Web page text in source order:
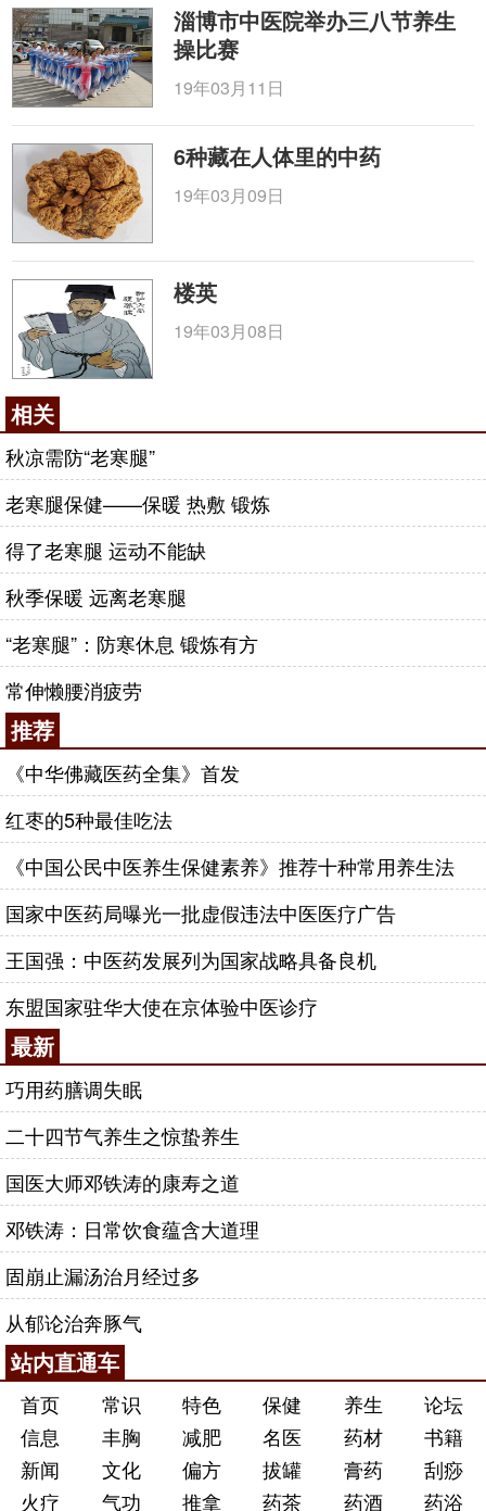
淄博市中医院举办三八节养生
操比赛
19年03月11日
6种藏在人体里的中药
19年03月09日
楼英
19年03月08日
相关
秋凉需防“老寒腿”
老寒腿保健——保暖 热敷 锻炼
得了老寒腿 运动不能缺
秋季保暖 远离老寒腿
“老寒腿”：防寒休息 锻炼有方
常伸懒腰消疲劳
推荐
《中华佛藏医药全集》首发
红枣的5种最佳吃法
《中国公民中医养生保健素养》推荐十种常用养生法
国家中医药局曝光一批虚假违法中医医疗广告
王国强：中医药发展列为国家战略具备良机
东盟国家驻华大使在京体验中医诊疗
最新
巧用药膳调失眠
二十四节气养生之惊蛰养生
国医大师邓铁涛的康寿之道
邓铁涛：日常饮食蕴含大道理
固崩止漏汤治月经过多
从郁论治奔豚气
站内直通车
首页 常识 特色 保健 养生
论坛
信息
丰胸 减肥 名医 药材
书籍
新闻
文化 偏方 拔罐 膏药
刮痧
火疗
气功 推拿 药茶 药酒 药浴